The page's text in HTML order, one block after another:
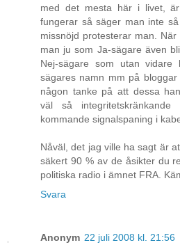
med det mesta här i livet,
fungerar så säger man inte
missnöjd protesterar man.
man ju som Ja-sägare även
Nej-sägare som utan
sägares namn mm på
någon tanke på att dessa
väl så
kommande signalspaning i
Nåväl, det jag ville ha sagt är
säkert 90 % av de åsikter du
politiska radio i ämnet FRA.
Svara
Anonym 22 juli 2008 kl. 21:56